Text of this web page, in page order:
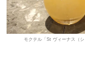
モクテル「St ヴィーナス（